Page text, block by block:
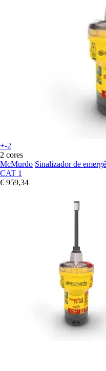
+-2
2 cores
McMurdo Sinalizador de
CAT 1
€ 959,34